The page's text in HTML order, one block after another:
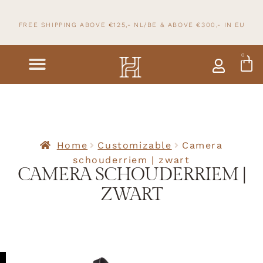
FREE SHIPPING ABOVE €125,- NL/BE & ABOVE €300,- IN EU
0
Home Customizable
Camera
schouderriem | zwart
CAMERA SCHOUDERRIEM |
ZWART